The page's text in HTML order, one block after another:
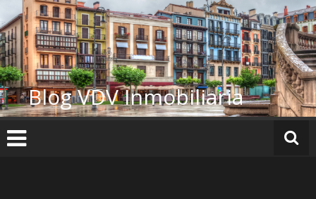
al
contenido
Blog VDV Inmobiliaria